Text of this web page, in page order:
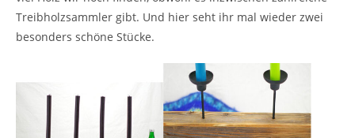
Treibholzsammler gibt. Und hier seht ihr mal wieder zwei
besonders schöne Stücke.